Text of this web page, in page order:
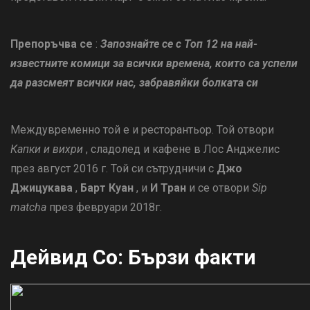
Препоръчва се : Запознайте се с Топ 12 на най-
известните комици за всички времена, които са успели
да разсмеят всички нас, забравяйки болката си
Междувременно той е и ресторантьор. Той отвори
Капки и вихри , сладолед и кафене в Лос Анджелис
през август 2016 г. Той си сътрудничи с Джо
Джицукава , Барт Куан , и И Тран и се отвори Sip
matcha през февруари 2018г.
Дейвид Со: Бързи факти